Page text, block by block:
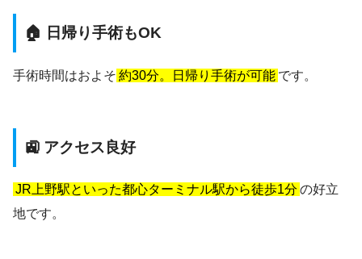
🏠 日帰り手術もOK
手術時間はおよそ 約30分。日帰り手術が可能 です。
🚉 アクセス良好
JR上野駅といった都心ターミナル駅から徒歩1分 の好立
地です。